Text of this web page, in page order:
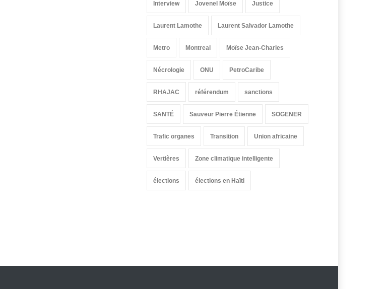
Interview Jovenel Moïse Justice
Laurent Lamothe Laurent Salvador Lamothe
Metro Montreal Moïse Jean-Charles
Nécrologie ONU PetroCaribe
RHAJAC référendum sanctions
SANTÉ Sauveur Pierre Étienne SOGENER
Trafic organes Transition Union africaine
Vertières Zone climatique intelligente
élections élections en Haïti